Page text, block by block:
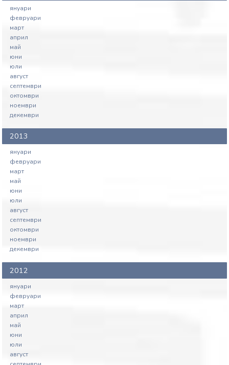
януари
февруари
март
април
май
юни
юли
август
септември
октомври
ноември
декември
2013
януари
февруари
март
май
юни
юли
август
септември
октомври
ноември
декември
2012
януари
февруари
март
април
май
юни
юли
август